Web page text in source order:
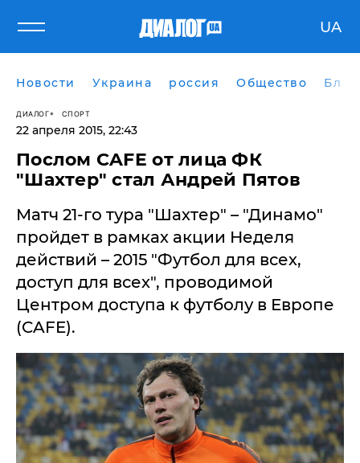
UA
Новости Украина россия Общество
ДИАЛОГ СПОРТ
22 апреля 2015, 22:43
Послом CAFE от лица ФК
"Шахтер" стал Андрей Пятов
Матч 21-го тура "Шахтер" – "Динамо"
пройдет в рамках акции Неделя
действий – 2015 "Футбол для всех,
доступ для всех", проводимой
Центром доступа к футболу в Европе
(CAFE).